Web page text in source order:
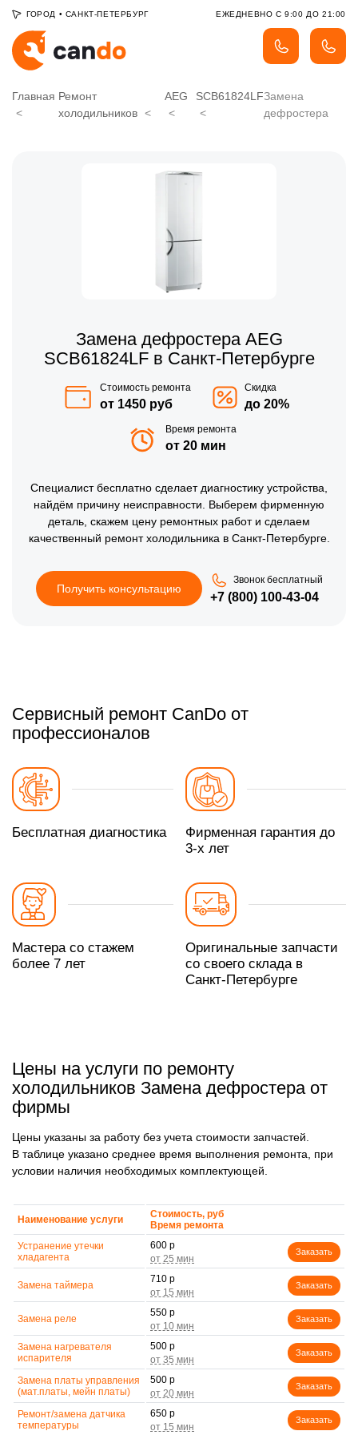
ГОРОД • САНКТ-ПЕТЕРБУРГ ЕЖЕДНЕВНО С 9:00 ДО 21:00
Главная Ремонт
холодильников
AEG SCB61824LFЗамена
дефростера
Замена дефростера AEG
SCB61824LF в Санкт-Петербурге
Стоимость ремонта
от 1450 руб
Скидка
до 20%
Время ремонта
от 20 мин
Специалист бесплатно сделает диагностику устройства,
найдём причину неисправности. Выберем фирменную
деталь, скажем цену ремонтных работ и сделаем
качественный ремонт холодильника в Санкт-Петербурге.
Получить консультацию
Звонок бесплатный
+7 (800) 100-43-04
Сервисный ремонт CanDo от
профессионалов
Бесплатная диагностика
Фирменная гарантия до
3-х лет
Мастера со стажем
более 7 лет
Оригинальные запчасти
со своего склада в
Санкт-Петербурге
Цены на услуги по ремонту
холодильников Замена дефростера от
фирмы
Цены указаны за работу без учета стоимости запчастей.
В таблице указано среднее время выполнения ремонта, при
условии наличия необходимых комплектующей.
Наименование услуги
Стоимость, руб
Время ремонта
Устранение утечки
хладагента
600 р
Заказать
Замена таймера
710 р
Заказать
Замена реле
550 р
Заказать
Замена нагревателя
испарителя
500 р
Заказать
Замена платы управления
(мат.платы, мейн платы)
500 р
Заказать
Ремонт/замена датчика
температуры
650 р
Заказать